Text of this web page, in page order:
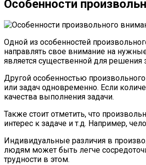
Особенности
Одной из особенностей
направлять свое внимание на
является существенной для решения
Другой особенностью
или задач одновременно. Если
качества выполнения задачи.
Также стоит отметить, что
интерес к задаче и т.д. Например,
Индивидуальные различия в
людям может быть легче
трудности в этом.